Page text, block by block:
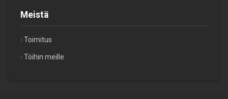
Meistä
Toimitus
Töihin meille